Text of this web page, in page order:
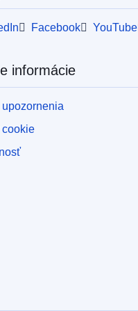
Facebook YouTube
informácie
upozornenia
cookie